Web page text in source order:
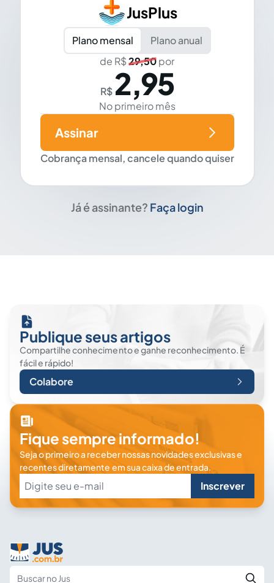
JusPlus
Plano mensal
Plano anual
de R$29,50por
R$ 2,95
No primeiro mês
Cobrança mensal, cancele quando quiser
Assinar
Já é assinante? Faça login
Publique seus artigos
Compartilhe conhecimento e ganhe reconhecimento. É
fácil e rápido!
Colabore
Fique sempre informado!
Seja o primeiro a receber nossas novidades exclusivas e
recentes diretamente em sua caixa de entrada.
Inscrever